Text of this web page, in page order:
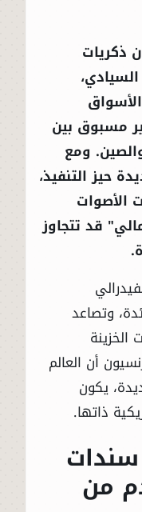
ذكريات
مسبوق بين
ومع
حيز التنفيذ،
الأصوات
قد تتجاوز
وتصاعد
أن العالم
يكون
ذاتها.
سندات
من